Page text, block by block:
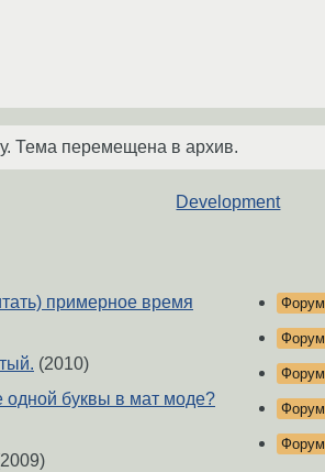
Тема перемещена в архив.
Development
примерное время
(2010)
одной буквы в мат моде?
Форум
Форум
Форум
Форум
Форум